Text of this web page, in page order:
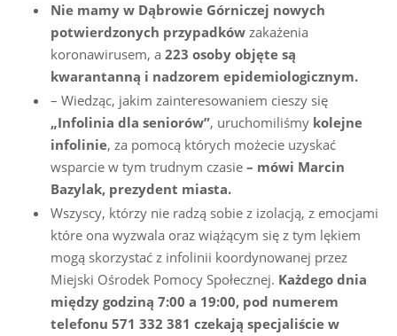
Nie mamy w Dąbrowie Górniczej nowych
potwierdzonych przypadków zakażenia
koronawirusem, a 223 osoby objęte są
kwarantanną i nadzorem epidemiologicznym.
– Wiedząc, jakim zainteresowaniem cieszy się
„Infolinia dla seniorów”, uruchomiliśmy kolejne
infolinie, za pomocą których możecie uzyskać
wsparcie w tym trudnym czasie – mówi Marcin
Bazylak, prezydent miasta.
Wszyscy, którzy nie radzą sobie z izolacją, z emocjami
które ona wyzwala oraz wiążącym się z tym lękiem
mogą skorzystać z infolinii koordynowanej przez
Miejski Ośrodek Pomocy Społecznej. Każdego dnia
między godziną 7:00 a 19:00, pod numerem
telefonu 571 332 381 czekają specjaliście w